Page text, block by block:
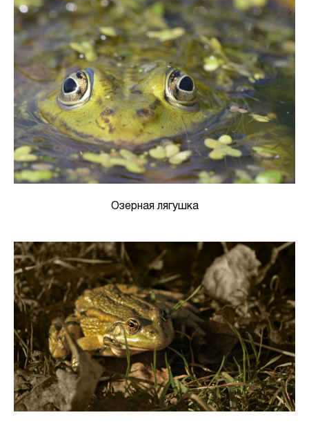
Озерная лягушка